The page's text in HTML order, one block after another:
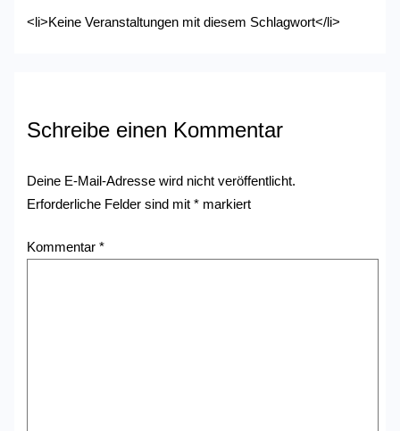
<li>Keine Veranstaltungen mit diesem Schlagwort</li>
Schreibe einen Kommentar
Deine E-Mail-Adresse wird nicht veröffentlicht.
Erforderliche Felder sind mit* markiert
Kommentar*